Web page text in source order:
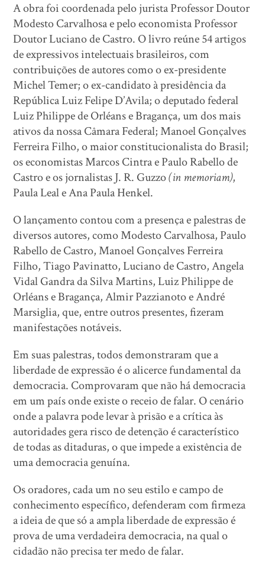
A obra foi coordenada pelo jurista Professor Doutor
Modesto Carvalhosa e pelo economista Professor
Doutor Luciano de Castro. O livro reúne 54 artigos
de expressivos intelectuais brasileiros, com
contribuições de autores como o ex-presidente
Michel Temer; o ex-candidato à presidência da
República Luiz Felipe D’Avila; o deputado federal
Luiz Philippe de Orléans e Bragança, um dos mais
ativos da nossa Câmara Federal; Manoel Gonçalves
Ferreira Filho, o maior constitucionalista do Brasil;
os economistas Marcos Cintra e Paulo Rabello de
Castro e os jornalistas J. R. Guzzo(in memoriam),
Paula Leal e Ana Paula Henkel.
O lançamento contou com a presença e palestras de
diversos autores, como Modesto Carvalhosa, Paulo
Rabello de Castro, Manoel Gonçalves Ferreira
Filho, Tiago Pavinatto, Luciano de Castro, Angela
Vidal Gandra da Silva Martins, Luiz Philippe de
Orléans e Bragança, Almir Pazzianoto e André
Marsiglia, que, entre outros presentes, fizeram
manifestações notáveis.
Em suas palestras, todos demonstraram que a
liberdade de expressão é o alicerce fundamental da
democracia. Comprovaram que não há democracia
em um país onde existe o receio de falar. O cenário
onde a palavra pode levar à prisão e a crítica às
autoridades gera risco de detenção é característico
de todas as ditaduras, o que impede a existência de
uma democracia genuína.
Os oradores, cada um no seu estilo e campo de
conhecimento específico, defenderam com firmeza
a ideia de que só a ampla liberdade de expressão é
prova de uma verdadeira democracia, na qual o
cidadão não precisa ter medo de falar.